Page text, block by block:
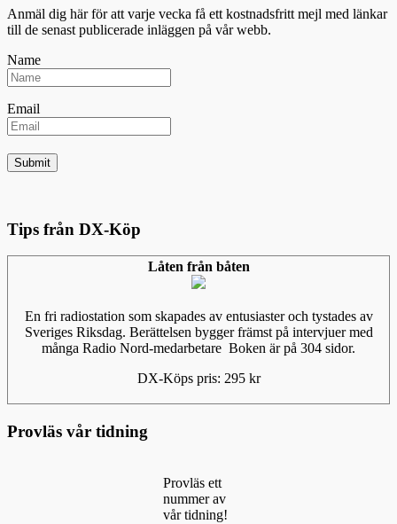
Anmäl dig här för att varje vecka få ett kostnadsfritt mejl med länkar
till de senast publicerade inläggen på vår webb.
Name
Email
Tips från DX-Köp
Låten från båten
En fri radiostation som skapades av entusiaster och tystades av
Sveriges Riksdag. Berättelsen bygger främst på intervjuer med
många Radio Nord-medarbetare Boken är på 304 sidor.
DX-Köps pris: 295 kr
Provläs vår tidning
Provläs ett
nummer av
vår tidning!